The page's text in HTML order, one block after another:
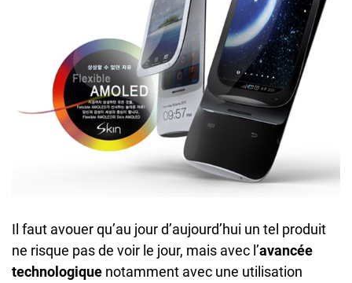
Il faut avouer qu’au jour d’aujourd’hui un tel produit
ne risque pas de voir le jour, mais avec l’avancée
technologique notamment avec une utilisation